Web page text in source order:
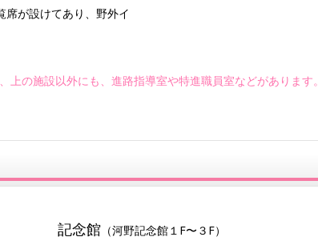
席が設けてあり、野外イ
上の施設以外にも、進路指導室や特進職員室などがあります。
記念館（河野記念館１F〜３F）